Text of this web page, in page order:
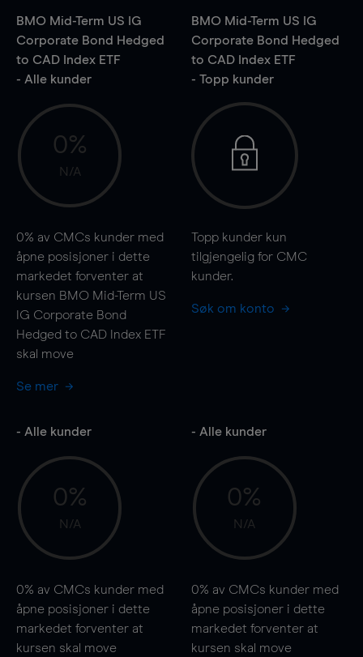
BMO Mid-Term US IG
Corporate Bond Hedged
to CAD Index ETF
- Alle kunder
0%
N/A
0% av CMCs kunder med
åpne posisjoner i dette
markedet forventer at
kursen BMO Mid-Term US
IG Corporate Bond
Hedged to CAD Index ETF
skal move
Se mer
BMO Mid-Term US IG
Corporate Bond Hedged
to CAD Index ETF
- Topp kunder
Topp kunder kun
tilgjengelig for CMC
kunder.
Søk om konto
- Alle kunder
0%
N/A
0% av CMCs kunder med
åpne posisjoner i dette
markedet forventer at
kursen skal move
- Alle kunder
0%
N/A
0% av CMCs kunder med
åpne posisjoner i dette
markedet forventer at
kursen skal move